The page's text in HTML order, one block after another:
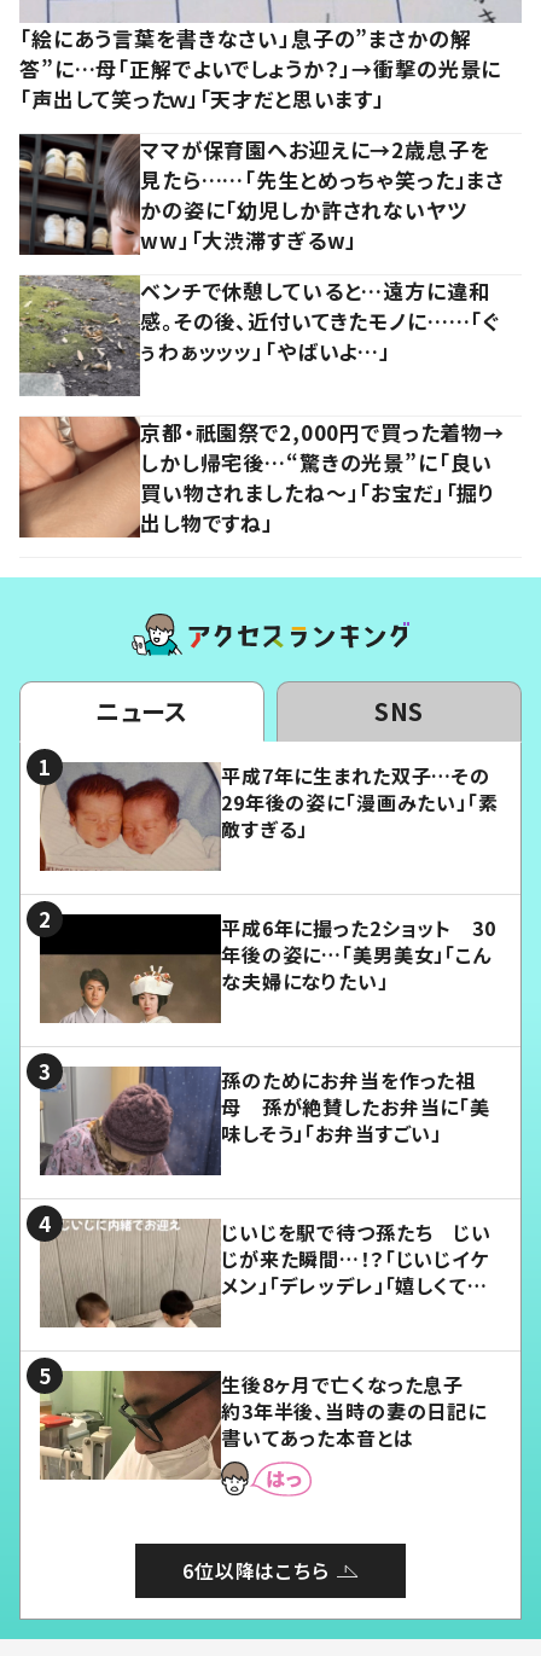
「絵にあう言葉を書きなさい」息子の”まさかの解
答”に…母「正解でよいでしょうか？」→衝撃の光景に
「声出して笑ったｗ」「天才だと思います」
ママが保育園へお迎えに→2歳息子を
見たら……「先生とめっちゃ笑った」まさ
かの姿に「幼児しか許されないヤツ
ww」「大渋滞すぎるw」
ベンチで休憩していると…遠方に違和
感。その後、近付いてきたモノに……「ぐ
ぅわぁッッッ」「やばいよ…」
京都・祇園祭で2,000円で買った着物→
しかし帰宅後…“驚きの光景”に「良い
買い物されましたね～」「お宝だ」「掘り
出し物ですね」
ニュース SNS
平成7年に生まれた双子…その
29年後の姿に「漫画みたい」「素
敵すぎる」
平成6年に撮った2ショット 30
年後の姿に…「美男美女」「こん
な夫婦になりたい」
孫のためにお弁当を作った祖
母 孫が絶賛したお弁当に「美
味しそう」「お弁当すごい」
じいじを駅で待つ孫たち じい
じが来た瞬間…！？「じいじイケ
メン」「デレッデレ」「嬉しくて可
生後8ヶ月で亡くなった息子
約3年半後、当時の妻の日記に
書いてあった本音とは
6位以降はこちら